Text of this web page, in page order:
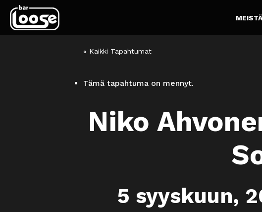
MEISTÄ
« Kaikki Tapahtumat
Tämä tapahtuma on mennyt.
Niko
5 syyskuun,